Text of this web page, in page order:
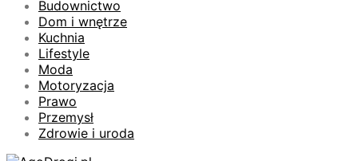
Budownictwo
Dom i wnętrze
Kuchnia
Lifestyle
Moda
Motoryzacja
Prawo
Przemysł
Zdrowie i uroda